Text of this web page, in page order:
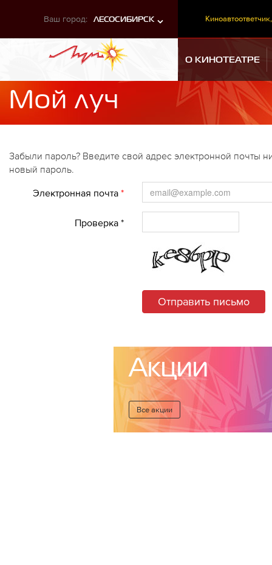
Ваш город: ЛЕСОСИБИРСК Киноавтоответчик,
О КИНОТЕАТРЕ
Мой луч
Забыли пароль? Введите свой адрес электронной почты
новый пароль.
Электронная почта*
Проверка *
Отправить письмо
Акции
Все акции